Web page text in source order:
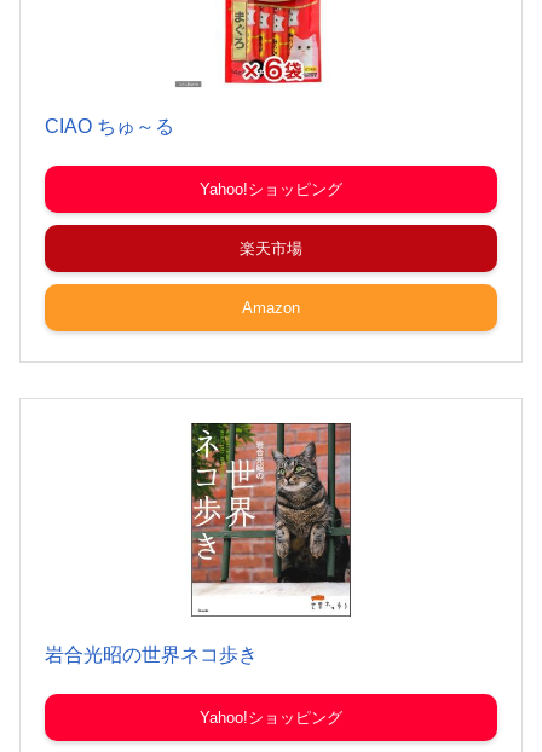
CIAO ちゅ～る
Yahoo!ショッピング
楽天市場
Amazon
岩合光昭の世界ネコ歩き
Yahoo!ショッピング